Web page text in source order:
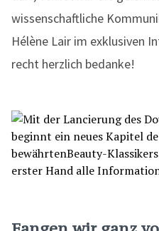
wissenschaftliche
Hélène Lair im exklusiven
recht herzlich bedanke!